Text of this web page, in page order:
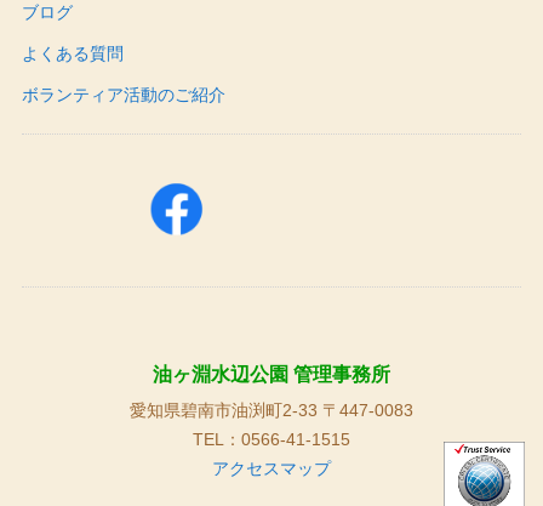
ブログ
よくある質問
ボランティア活動のご紹介
油ヶ淵水辺公園 管理事務所
愛知県碧南市油渕町2-33 〒447-0083
TEL：0566-41-1515
アクセスマップ